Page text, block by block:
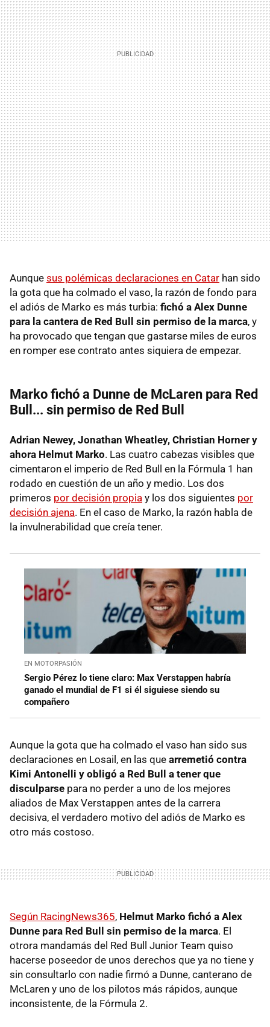
Aunque sus polémicas declaraciones en Catar han sido
la gota que ha colmado el vaso, la razón de fondo para
el adiós de Marko es más turbia: fichó a Alex Dunne
para la cantera de Red Bull sin permiso de la marca, y
ha provocado que tengan que gastarse miles de euros
en romper ese contrato antes siquiera de empezar.
Marko fichó a Dunne de McLaren para Red
Bull... sin permiso de Red Bull
Adrian Newey, Jonathan Wheatley, Christian Horner y
ahora Helmut Marko. Las cuatro cabezas visibles que
cimentaron el imperio de Red Bull en la Fórmula 1 han
rodado en cuestión de un año y medio. Los dos
primeros por decisión propia y los dos siguientes por
decisión ajena. En el caso de Marko, la razón habla de
la invulnerabilidad que creía tener.
EN MOTORPASIÓN
Sergio Pérez lo tiene claro: Max Verstappen habría
ganado el mundial de F1 si él siguiese siendo su
compañero
Aunque la gota que ha colmado el vaso han sido sus
declaraciones en Losail, en las que arremetió contra
Kimi Antonelli y obligó a Red Bull a tener que
disculparse para no perder a uno de los mejores
aliados de Max Verstappen antes de la carrera
decisiva, el verdadero motivo del adiós de Marko es
otro más costoso.
Según RacingNews365, Helmut Marko fichó a Alex
Dunne para Red Bull sin permiso de la marca. El
otrora mandamás del Red Bull Junior Team quiso
hacerse poseedor de unos derechos que ya no tiene y
sin consultarlo con nadie firmó a Dunne, canterano de
McLaren y uno de los pilotos más rápidos, aunque
inconsistente, de la Fórmula 2.